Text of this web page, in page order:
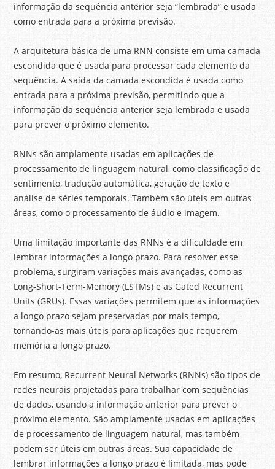
informação da sequência anterior seja “lembrada” e usada
como entrada para a próxima previsão.
A arquitetura básica de uma RNN consiste em uma camada
escondida que é usada para processar cada elemento da
sequência. A saída da camada escondida é usada como
entrada para a próxima previsão, permitindo que a
informação da sequência anterior seja lembrada e usada
para prever o próximo elemento.
RNNs são amplamente usadas em aplicações de
processamento de linguagem natural, como classificação de
sentimento, tradução automática, geração de texto e
análise de séries temporais. Também são úteis em outras
áreas, como o processamento de áudio e imagem.
Uma limitação importante das RNNs é a dificuldade em
lembrar informações a longo prazo. Para resolver esse
problema, surgiram variações mais avançadas, como as
Long-Short-Term-Memory (LSTMs) e as Gated Recurrent
Units (GRUs). Essas variações permitem que as informações
a longo prazo sejam preservadas por mais tempo,
tornando-as mais úteis para aplicações que requerem
memória a longo prazo.
Em resumo, Recurrent Neural Networks (RNNs) são tipos de
redes neurais projetadas para trabalhar com sequências
de dados, usando a informação anterior para prever o
próximo elemento. São amplamente usadas em aplicações
de processamento de linguagem natural, mas também
podem ser úteis em outras áreas. Sua capacidade de
lembrar informações a longo prazo é limitada, mas pode